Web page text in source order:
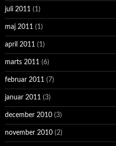
juli 2011 (1)
maj 2011 (1)
april 2011 (1)
marts 2011 (6)
februar 2011 (7)
januar 2011 (3)
december 2010 (3)
november 2010 (2)